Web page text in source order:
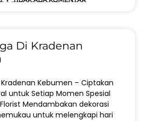
Di Kradenan
Kradenan Kebumen – Ciptakan
untuk Setiap Momen Spesial
Mendambakan dekorasi
untuk melengkapi hari